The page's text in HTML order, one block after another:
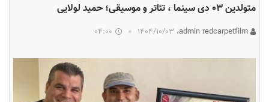
متولدین ۰۳ دی سینما ، تئاتر و موسیقی؛ حمید لولایی
۱۴۰۴/۱۰/۰۳ 04:00